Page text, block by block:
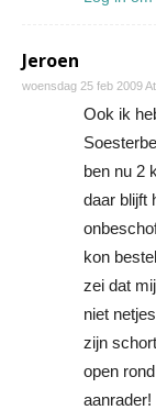
Jeroen
woensdag 25 feb 2009
Ook ik
ben nu 2
daar blijft
kon
zei dat
niet
zijn
open
aanrader!